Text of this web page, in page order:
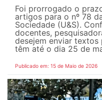
Foi prorrogado o
artigos para o nº 78
Sociedade (U&S).
docentes,
desejem enviar textos
têm até o dia 25 de
Publicado em: 15 de Maio de 2026